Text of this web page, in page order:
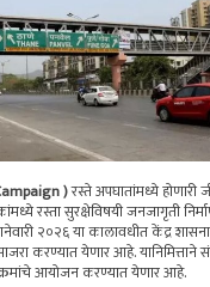
)रस्ते अपघातांमध्ये होणारी
रस्ता सुरक्षेविषयी जनजागृती
२०२६ या कालावधीत केंद्र
साजरा करण्यात येणार आहे. यानिमित्ताने
आयोजन करण्यात येणार आहे.